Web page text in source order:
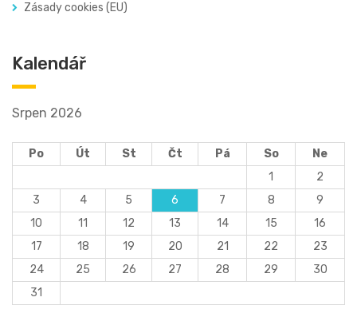
Zásady cookies (EU)
Kalendář
Srpen 2026
Po Út St Čt Pá So
Ne
1
2
3
4 5 6 7 8
9
10
11 12 13 14 15
16
17
18 19 20 21 22
23
24
25 26 27 28 29
30
31